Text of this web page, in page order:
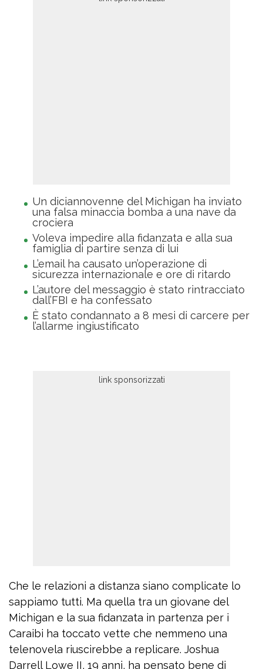
Un diciannovenne del Michigan ha inviato
una falsa minaccia bomba a una nave da
crociera
Voleva impedire alla fidanzata e alla sua
famiglia di partire senza di lui
L’email ha causato un’operazione di
sicurezza internazionale e ore di ritardo
L’autore del messaggio è stato rintracciato
dall’FBI e ha confessato
È stato condannato a 8 mesi di carcere per
l’allarme ingiustificato
Che le relazioni a distanza siano complicate lo
sappiamo tutti. Ma quella tra un giovane del
Michigan e la sua fidanzata in partenza per i
Caraibi ha toccato vette che nemmeno una
telenovela riuscirebbe a replicare. Joshua
Darrell Lowe II, 19 anni, ha pensato bene di